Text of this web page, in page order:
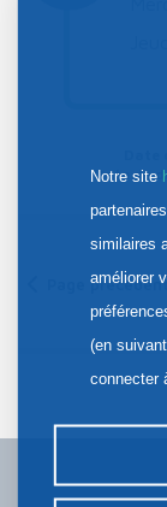
Date de
Page
Notre site
similaires
améliorer
(en
connecter
la
nos